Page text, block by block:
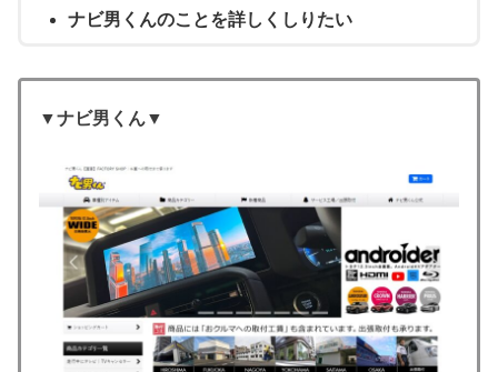
ナビ男くんのことを詳しくしりたい
▼ナビ男くん▼